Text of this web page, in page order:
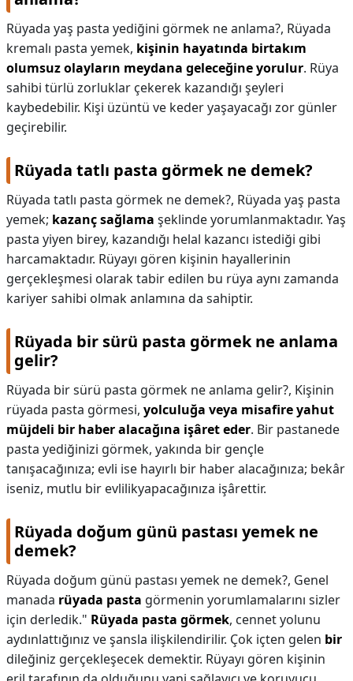
Rüyada yaş pasta yediğini görmek ne anlama?, Rüyada
kremalı pasta yemek, kişinin hayatında birtakım
olumsuz olayların meydana geleceğine yorulur. Rüya
sahibi türlü zorluklar çekerek kazandığı şeyleri
kaybedebilir. Kişi üzüntü ve keder yaşayacağı zor günler
geçirebilir.
Rüyada tatlı pasta görmek ne demek?
Rüyada tatlı pasta görmek ne demek?, Rüyada yaş pasta
yemek; kazanç sağlama şeklinde yorumlanmaktadır. Yaş
pasta yiyen birey, kazandığı helal kazancı istediği gibi
harcamaktadır. Rüyayı gören kişinin hayallerinin
gerçekleşmesi olarak tabir edilen bu rüya aynı zamanda
kariyer sahibi olmak anlamına da sahiptir.
Rüyada bir sürü pasta görmek ne anlama
gelir?
Rüyada bir sürü pasta görmek ne anlama gelir?, Kişinin
rüyada pasta görmesi, yolculuğa veya misafire yahut
müjdeli bir haber alacağına işâret eder. Bir pastanede
pasta yediğinizi görmek, yakında bir gençle
tanışacağınıza; evli ise hayırlı bir haber alacağınıza; bekâr
iseniz, mutlu bir evlilikyapacağınıza işârettir.
Rüyada doğum günü pastası yemek ne
demek?
Rüyada doğum günü pastası yemek ne demek?, Genel
manada rüyada pasta görmenin yorumlamalarını sizler
için derledik." Rüyada pasta görmek, cennet yolunu
aydınlattığınız ve şansla ilişkilendirilir. Çok içten gelen bir
dileğiniz gerçekleşecek demektir. Rüyayı gören kişinin